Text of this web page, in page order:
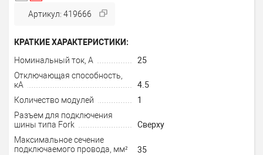
Артикул: 419666
КРАТКИЕ ХАРАКТЕРИСТИКИ:
Номинальный ток, А
25
Отключающая способность,
кА
4.5
Количество модулей
1
Разъем для подключения
шины типа Fork
Сверху
Максимальное сечение
подключаемого провода, мм²
35